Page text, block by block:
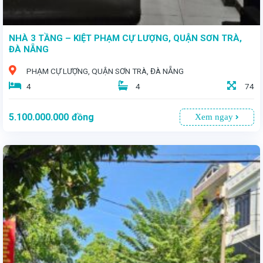
NHÀ 3 TẦNG – KIỆT PHẠM CỰ LƯỢNG, QUẬN SƠN TRÀ,
ĐÀ NẴNG
PHẠM CỰ LƯỢNG, QUẬN SƠN TRÀ, ĐÀ NẴNG
4
4 74
5.100.000.000 đồng Xem ngay